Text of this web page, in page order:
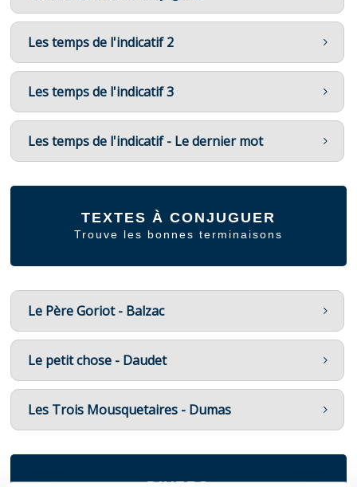
Les temps de l'indicatif 2
Les temps de l'indicatif 3
Les temps de l'indicatif - Le dernier mot
TEXTES À CONJUGUER
Trouve les bonnes terminaisons
Le Père Goriot - Balzac
Le petit chose - Daudet
Les Trois Mousquetaires - Dumas